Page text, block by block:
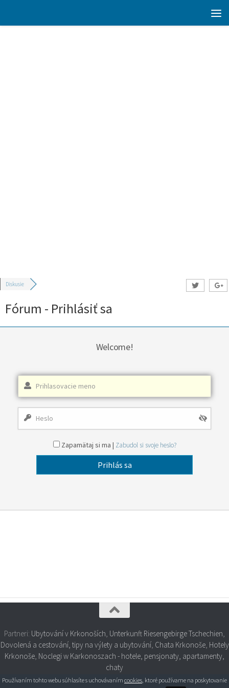
Diskusie
Fórum - Prihlásiť sa
Welcome!
Zapamätaj si ma | Zabudol si svoje heslo?
Partneri: Ubytování v Krkonoších Unterkunft Riesengebirge Tschechien
Dovolená a cestování, tipy na výlety a ubytování, Chata Krkonoše, Hotely
Krkonoše Noclegi w Karkonoszach - hotele, pensjonaty, apartamenty,
chaty
Používaním tohto webu súhlasíte s uchovávaním cookies, ktoré používame na poskytovanie